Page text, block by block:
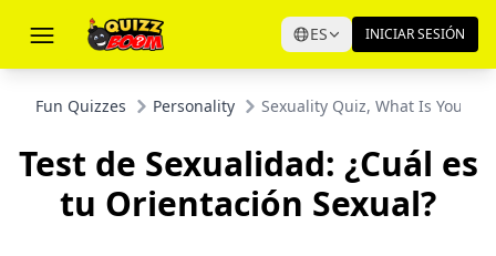
ES INICIAR SESIÓN
Fun Quizzes Personality Sexuality Quiz, What Is Your
Test de Sexualidad: ¿Cuál es
tu Orientación Sexual?